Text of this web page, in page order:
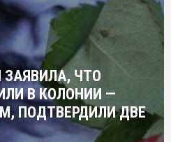
ЧТО
В КОЛОНИИ —
ПОДТВЕРДИЛИ ДВЕ